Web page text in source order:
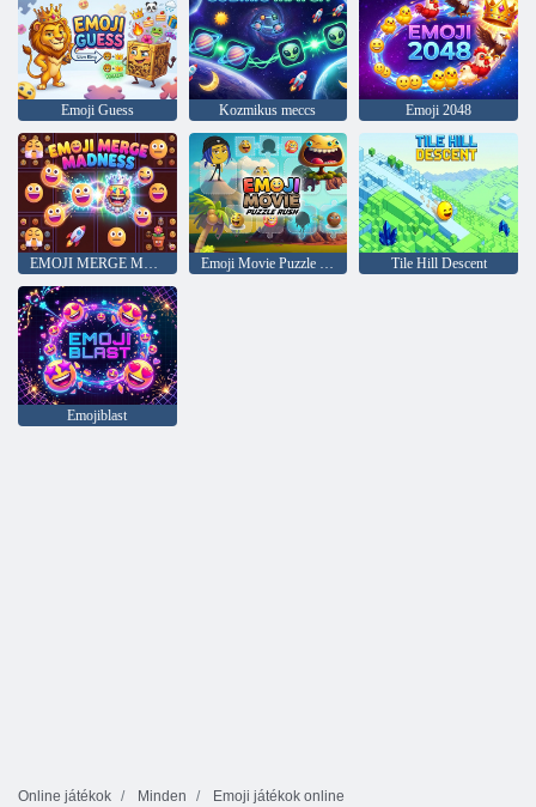
Emoji Guess Kozmikus meccs Emoji 2048
EMOJI MERGE MADNESS Emoji Movie Puzzle Rush Tile Hill Descent
Emojiblast
Online játékok Minden Emoji játékok online